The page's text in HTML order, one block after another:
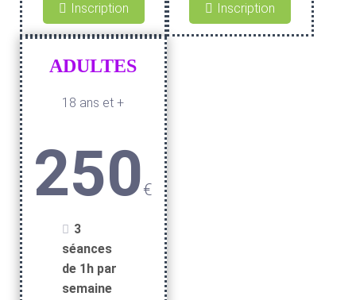
Inscription Inscription
ADULTES
18 ans et +
250€
3
séances
de 1h par
semaine